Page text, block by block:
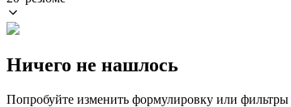
Ничего не нашлось
Попробуйте изменить формулировку или фильтры